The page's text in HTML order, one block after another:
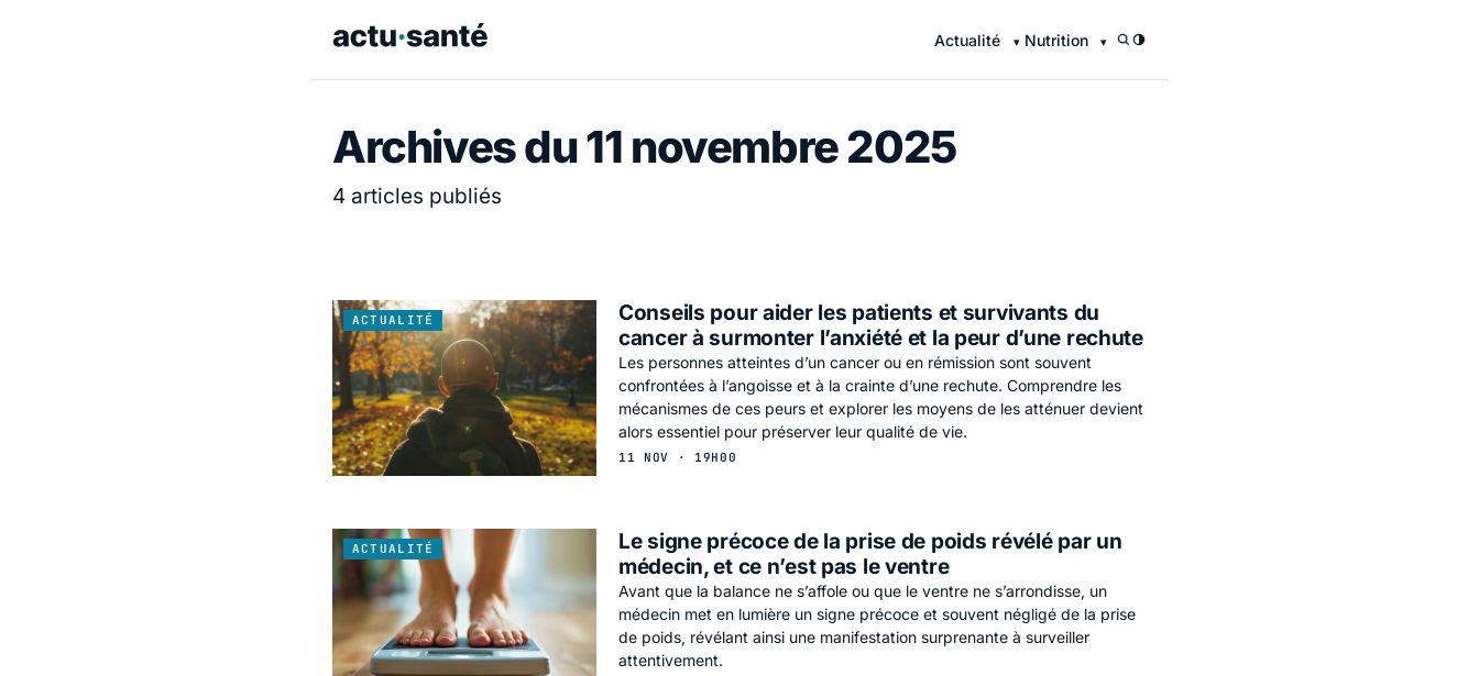
Actualité Nutrition /
Archives du 11 novembre 2025
4 articles publiés
ACTUALITÉ
Conseils pour aider les patients et survivants du
cancer à surmonter l’anxiété et la peur d’une rechute
Les personnes atteintes d’un cancer ou en rémission sont souvent
confrontées à l’angoisse et à la crainte d’une rechute. Comprendre les
mécanismes de ces peurs et explorer les moyens de les atténuer devient
alors essentiel pour préserver leur qualité de vie.
11 NOV · 19H00
ACTUALITÉ
Le signe précoce de la prise de poids révélé par un
médecin, et ce n’est pas le ventre
Avant que la balance ne s’affole ou que le ventre ne s’arrondisse, un
médecin met en lumière un signe précoce et souvent négligé de la prise
de poids, révélant ainsi une manifestation surprenante à surveiller
attentivement.